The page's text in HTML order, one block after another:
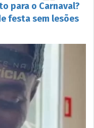
para o Carnaval?
festa sem lesões